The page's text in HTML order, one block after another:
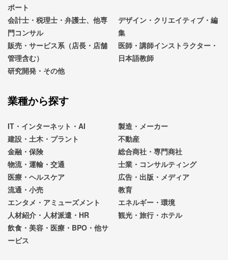
ポート
会計士・税理士・弁護士、他専
門コンサル
デザイン・クリエイティブ・編
集
販売・サービス系（店長・店舗
管理含む）
医師・講師インストラクター・
日本語教師
研究開発・その他
業種から探す
IT・インターネット・AI
製造・メーカー
建設・土木・プラント
不動産
金融・保険
総合商社・専門商社
物流・運輸・交通
士業・コンサルティング
医療・ヘルスケア
広告・出版・メディア
流通・小売
教育
エンタメ・アミューズメント
エネルギー・環境
人材紹介・人材派遣・HR
観光・旅行・ホテル
飲食・美容・医療・BPO・他サ
ービス